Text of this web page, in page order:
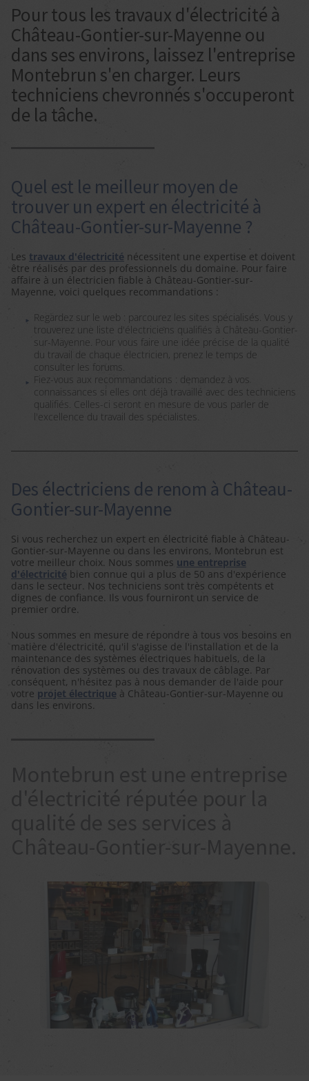
Pour tous les travaux d'électricité à
Château-Gontier-sur-Mayenne ou
dans ses environs, laissez l'entreprise
Montebrun s'en charger. Leurs
techniciens chevronnés s'occuperont
de la tâche.
Quel est le meilleur moyen de
trouver un expert en électricité à
Château-Gontier-sur-Mayenne ?
Les travaux d'électricité nécessitent une expertise et doivent
être réalisés par des professionnels du domaine. Pour faire
affaire à un électricien fiable à Château-Gontier-sur-
Mayenne, voici quelques recommandations :
Regardez sur le web : parcourez les sites spécialisés. Vous y
trouverez une liste d'électriciens qualifiés à Château-Gontier-
sur-Mayenne. Pour vous faire une idée précise de la qualité
du travail de chaque électricien, prenez le temps de
consulter les forums.
Fiez-vous aux recommandations : demandez à vos
connaissances si elles ont déjà travaillé avec des techniciens
qualifiés. Celles-ci seront en mesure de vous parler de
l'excellence du travail des spécialistes.
Des électriciens de renom à Château-
Gontier-sur-Mayenne
Si vous recherchez un expert en électricité fiable à Château-
Gontier-sur-Mayenne ou dans les environs, Montebrun est
votre meilleur choix. Nous sommes une entreprise
d'électricité bien connue qui a plus de 50 ans d'expérience
dans le secteur. Nos techniciens sont très compétents et
dignes de confiance. Ils vous fourniront un service de
premier ordre.
Nous sommes en mesure de répondre à tous vos besoins en
matière d'électricité, qu'il s'agisse de l'installation et de la
maintenance des systèmes électriques habituels, de la
rénovation des systèmes ou des travaux de câblage. Par
conséquent, n'hésitez pas à nous demander de l'aide pour
votre projet électrique à Château-Gontier-sur-Mayenne ou
dans les environs.